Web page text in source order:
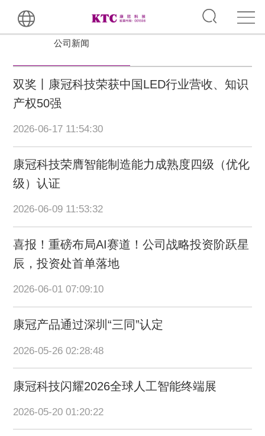
公司新闻
双奖丨康冠科技荣获中国LED行业营收、知识
产权50强
2026-06-17 11:54:30
康冠科技荣膺智能制造能力成熟度四级（优化
级）认证
2026-06-09 11:53:32
喜报！重磅布局AI赛道！公司战略投资阶跃星
辰，投资处首单落地
2026-06-01 07:09:10
康冠产品通过深圳“三同”认定
2026-05-26 02:28:48
康冠科技闪耀2026全球人工智能终端展
2026-05-20 01:20:22